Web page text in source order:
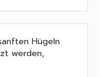
Hügeln
werden,